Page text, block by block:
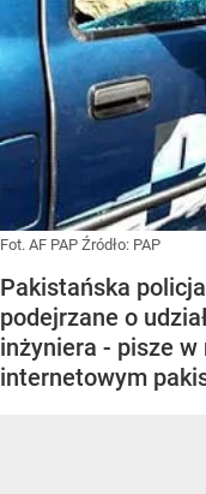
Fot. AF PAP Źródło: PAP
Pakistańska
podejrzane o
inżyniera - pisze
internetowym